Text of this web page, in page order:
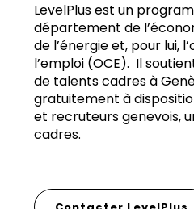
LevelPlus est un
département de
de l’énergie et, pour lui,
l’emploi (OCE). Il
de talents cadres à
gratuitement à
et recruteurs genevois,
cadres.